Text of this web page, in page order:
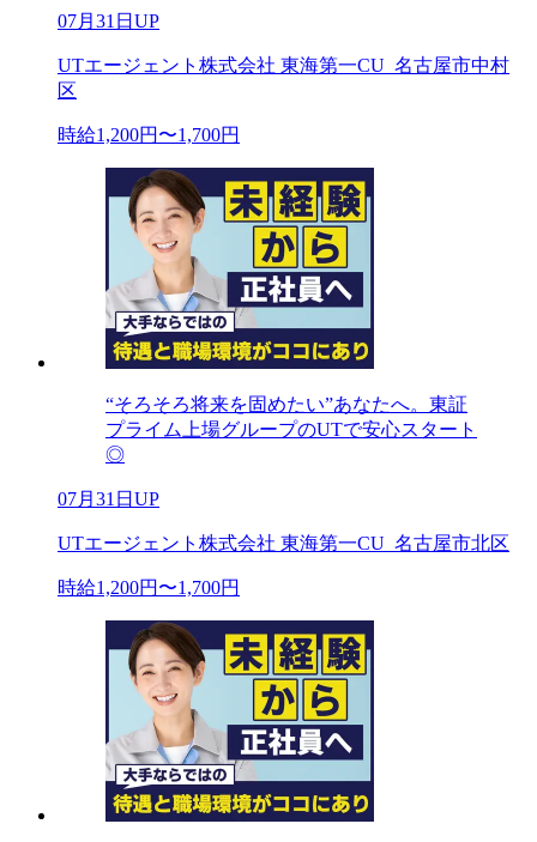
07月31日UP
UTエージェント株式会社 東海第一CU_名古屋市中村
区
時給1,200円〜1,700円
“そろそろ将来を固めたい”あなたへ。東証
プライム上場グループのUTで安心スタート
◎
07月31日UP
UTエージェント株式会社 東海第一CU_名古屋市北区
時給1,200円〜1,700円